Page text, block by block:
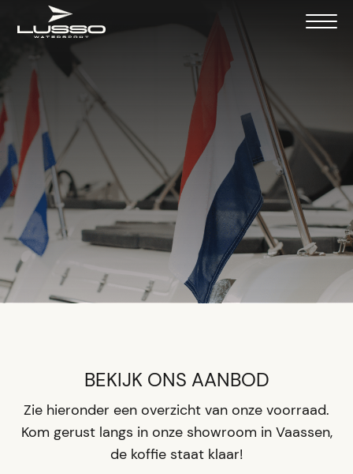
BEKIJK ONS AANBOD
Zie hieronder een overzicht van onze voorraad.
Kom gerust langs in onze showroom in Vaassen,
de koffie staat klaar!